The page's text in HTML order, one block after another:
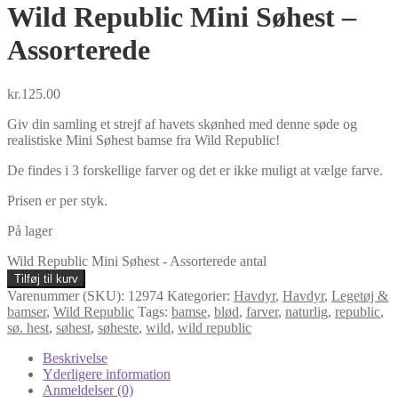
Wild Republic Mini Søhest –
Assorterede
kr.125.00
Giv din samling et strejf af havets skønhed med denne søde og
realistiske Mini Søhest bamse fra Wild Republic!
De findes i 3 forskellige farver og det er ikke muligt at vælge farve.
Prisen er per styk.
På lager
Wild Republic Mini Søhest - Assorterede antal
Tilføj til kurv
Varenummer (SKU): 12974 Kategorier: Havdyr, Havdyr, Legetøj &
bamser, Wild Republic Tags: bamse, blød, farver, naturlig, republic,
sø. hest, søhest, søheste, wild, wild republic
Beskrivelse
Yderligere information
Anmeldelser (0)